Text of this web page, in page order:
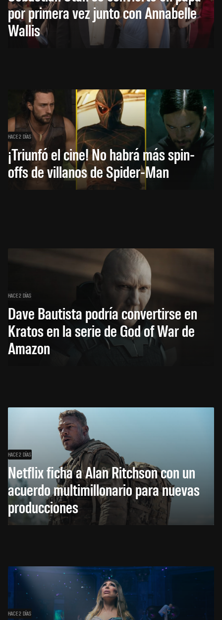
por primera vez junto con Annabelle
Wallis
HACE 2 DÍAS
¡Triunfó el cine! No habrá más spin-
offs de villanos de Spider-Man
HACE 2 DÍAS
Dave Bautista podría convertirse en
Kratos en la serie de God of War de
Amazon
HACE 2 DÍAS
Netflix ficha a Alan Ritchson con un
acuerdo multimillonario para nuevas
producciones
HACE 2 DÍAS